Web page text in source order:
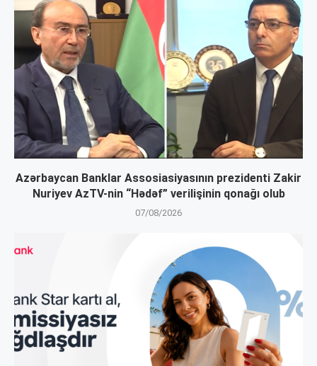
Azərbaycan Banklar Assosiasiyasının prezidenti Zakir
Nuriyev AzTV-nin “Hədəf” verilişinin qonağı olub
07/08/2026